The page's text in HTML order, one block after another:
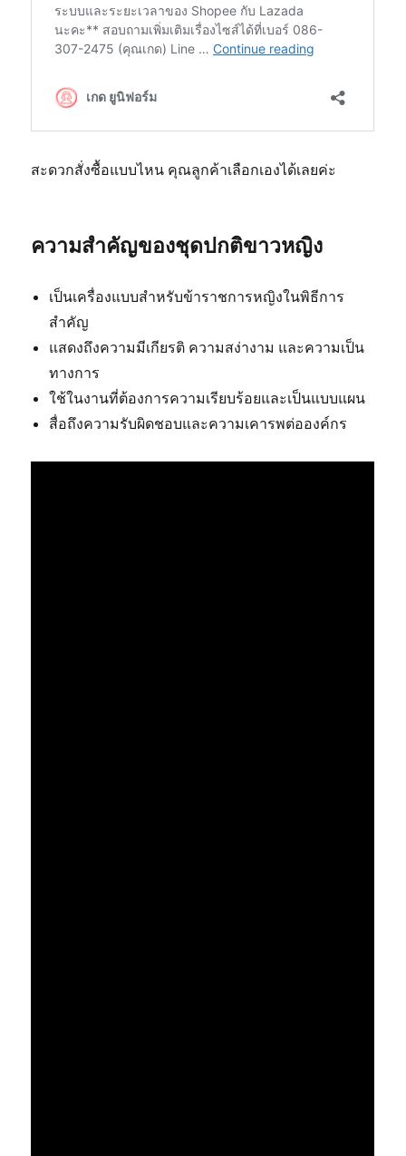
สะดวกสั่งซื้อแบบไหน คุณลูกค้าเลือกเองได้เลยค่ะ
ความสำคัญของชุดปกติขาวหญิง
เป็นเครื่องแบบสำหรับข้าราชการหญิงในพิธีการ
สำคัญ
แสดงถึงความมีเกียรติ ความสง่างาม และความเป็น
ทางการ
ใช้ในงานที่ต้องการความเรียบร้อยและเป็นแบบแผน
สื่อถึงความรับผิดชอบและความเคารพต่อองค์กร